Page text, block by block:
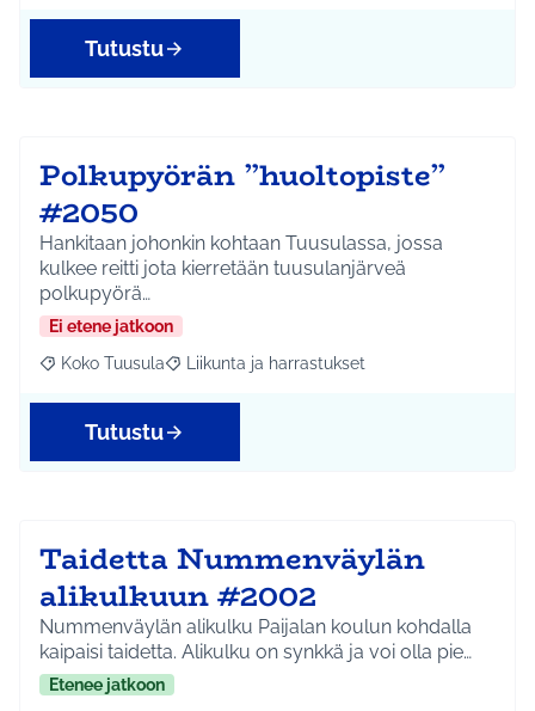
Tutustu
Polkupyörän ”huoltopiste”
#2050
Hankitaan johonkin kohtaan Tuusulassa, jossa
kulkee reitti jota kierretään tuusulanjärveä
polkupyörä…
Ei etene jatkoon
Rajaa tulokset aihepiirin mukaan: Koko Tuusula
Koko Tuusula Rajaa tulokset teeman mukaan: Liikunta ja
Liikunta ja harrastukset
Tutustu
Taidetta Nummenväylän
alikulkuun #2002
Nummenväylän alikulku Paijalan koulun kohdalla
kaipaisi taidetta. Alikulku on synkkä ja voi olla pie…
Etenee jatkoon